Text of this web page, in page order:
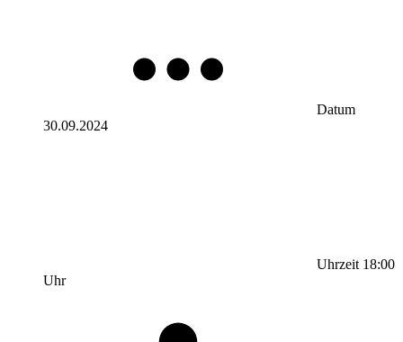
Datum
30.09.2024
Uhrzeit 18:00
Uhr